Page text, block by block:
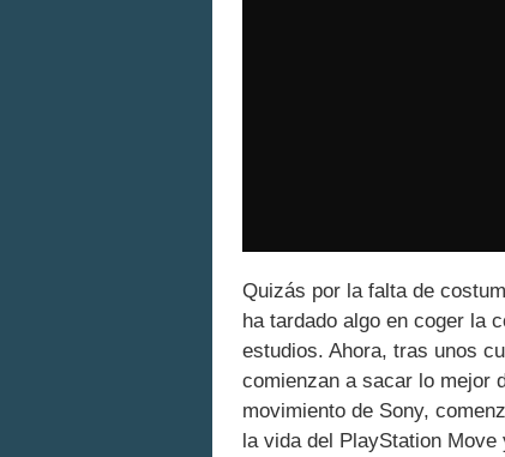
Quizás por la falta de
ha tardado algo en coger la
estudios. Ahora, tras unos
comienzan a sacar lo mejor
movimiento de Sony,
la vida del PlayStation